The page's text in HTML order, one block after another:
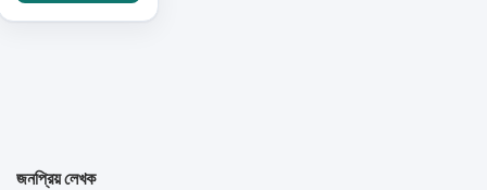
জনপ্রিয় লেখক